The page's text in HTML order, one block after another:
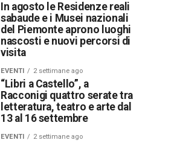
In agosto le Residenze reali
sabaude e i Musei nazionali
del Piemonte aprono luoghi
nascosti e nuovi percorsi di
visita
EVENTI 2 settimane ago
“Libri a Castello”, a
Racconigi quattro serate tra
letteratura, teatro e arte dal
13 al 16 settembre
EVENTI 2 settimane ago